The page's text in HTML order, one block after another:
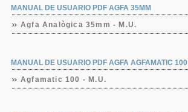
MANUAL DE USUARIO PDF AGFA 35MM
Agfa Analògica 35mm - M.U.
MANUAL DE USUARIO PDF AGFA AGFAMATIC 100
Agfamatic 100 - M.U.